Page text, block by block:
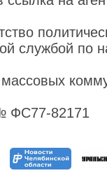
службой по
ФС77-82171